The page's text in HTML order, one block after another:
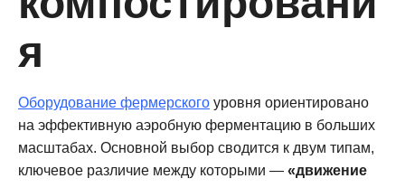
я
Оборудование фермерского уровня ориентировано
на эффективную аэробную ферментацию в больших
масштабах. Основной выбор сводится к двум типам,
ключевое различие между которыми — «движение